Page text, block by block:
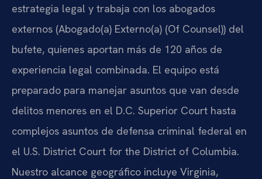
estrategia legal y trabaja con los abogados
externos (Abogado(a) Externo(a) (Of Counsel)) del
bufete, quienes aportan más de 120 años de
experiencia legal combinada. El equipo está
preparado para manejar asuntos que van desde
delitos menores en el D.C. Superior Court hasta
complejos asuntos de defensa criminal federal en
el U.S. District Court for the District of Columbia.
Nuestro alcance geográfico incluye Virginia,